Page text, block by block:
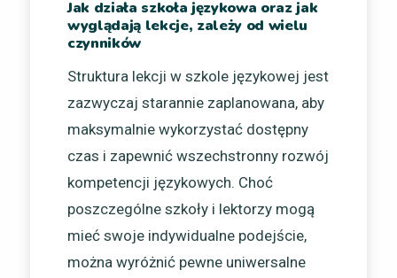
Jak działa szkoła językowa oraz jak
wyglądają lekcje, zależy od wielu
czynników
Struktura lekcji w szkole językowej jest
zazwyczaj starannie zaplanowana, aby
maksymalnie wykorzystać dostępny
czas i zapewnić wszechstronny rozwój
kompetencji językowych. Choć
poszczególne szkoły i lektorzy mogą
mieć swoje indywidualne podejście,
można wyróżnić pewne uniwersalne